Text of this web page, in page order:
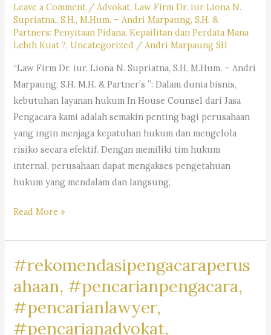
Leave a Comment / Advokat,Law Firm Dr. iur Liona N.
Supriatna., S.H., M.Hum. – Andri Marpaung, S.H. &
Partners: Penyitaan Pidana, Kepailitan dan Perdata Mana
Lebih Kuat ?,Uncategorized / Andri Marpaung SH
“Law Firm Dr. iur. Liona N. Supriatna, S.H, M.Hum. – Andri
Marpaung, S.H. M.H. & Partner’s ”: Dalam dunia bisnis,
kebutuhan layanan hukum In House Counsel dari Jasa
Pengacara kami adalah semakin penting bagi perusahaan
yang ingin menjaga kepatuhan hukum dan mengelola
risiko secara efektif. Dengan memiliki tim hukum
internal, perusahaan dapat mengakses pengetahuan
hukum yang mendalam dan langsung,
#rekomendasikantorhukumbisnis,
#jasapengacaraperusahaan,
#pencariankantoradvokat,
#lawyertiktok,
Read More »
#rekomendasipengacaraperus
ahaan, #pencarianpengacara,
#pencarianlawyer,
#pencarianadvokat,